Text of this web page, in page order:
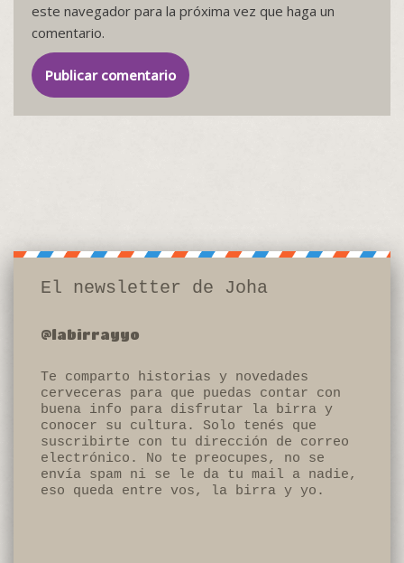
este navegador para la próxima vez que haga un
comentario.
El newsletter de Joha
@labirrayyo
Te comparto historias y novedades
cerveceras para que puedas contar con
buena info para disfrutar la birra y
conocer su cultura. Solo tenés que
suscribirte con tu dirección de correo
electrónico. No te preocupes, no se
envía spam ni se le da tu mail a nadie,
eso queda entre vos, la birra y yo.